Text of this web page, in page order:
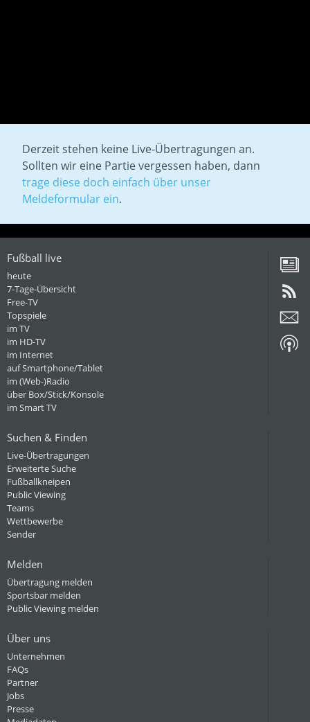
Derzeit stehen keine Live-Übertragungen an.
Sollten wir eine Partie vergessen haben, dann
trage diese doch einfach über unser
Meldeformular ein.
Fußball live
heute
7-Tage-Übersicht
Free-TV
Topspiele
im TV
im HD-TV
im Internet
auf Smartphone/Tablet
im (Web-)Radio
über Box/Stick/Konsole
im Smart TV
Suchen & Finden
Live-Übertragungen
Erweiterte Suche
Fußballkneipen
Public Viewing
Teams
Wettbewerbe
Sender
Melden
Übertragung melden
Sportsbar melden
Public Viewing melden
Über uns
Unternehmen
FAQs
Partner
Jobs
Presse